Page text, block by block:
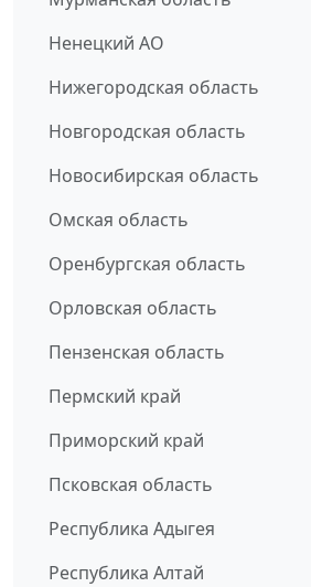
Ненецкий АО
Нижегородская область
Новгородская область
Новосибирская область
Омская область
Оренбургская область
Орловская область
Пензенская область
Пермский край
Приморский край
Псковская область
Республика Адыгея
Республика Алтай